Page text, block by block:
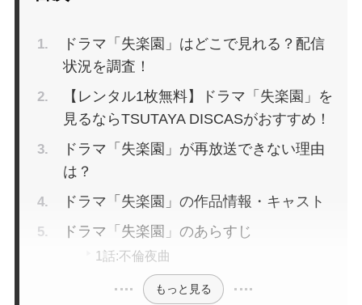
ドラマ「失楽園」はどこで見れる？配信
状況を調査！
【レンタル1枚無料】ドラマ「失楽園」を
見るならTSUTAYA DISCASがおすすめ！
ドラマ「失楽園」が再放送できない理由
は？
ドラマ「失楽園」の作品情報・キャスト
ドラマ「失楽園」のあらすじ
1話:不倫夜曲
もっと見る